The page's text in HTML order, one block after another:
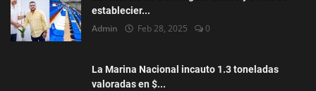
establecier...
Admin Feb 28, 2025 0
La Marina Nacional incauto 1.3 toneladas
valoradas en $...